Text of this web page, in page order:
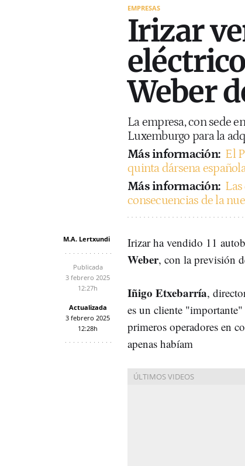
EMPRESAS
Irizar
Weber
La empresa, con sede
Luxemburgo para la
Más información: El
quinta dársena
Más información:
consecuencias de la
M.A. Lertxundi
Publicada
3 febrero 2025
12:27h
Actualizada
3 febrero 2025
12:28h
Irizar ha vendido 11
Weber, con la previsión
Iñigo Etxebarría,
es un cliente
primeros operadores en
apenas habíam